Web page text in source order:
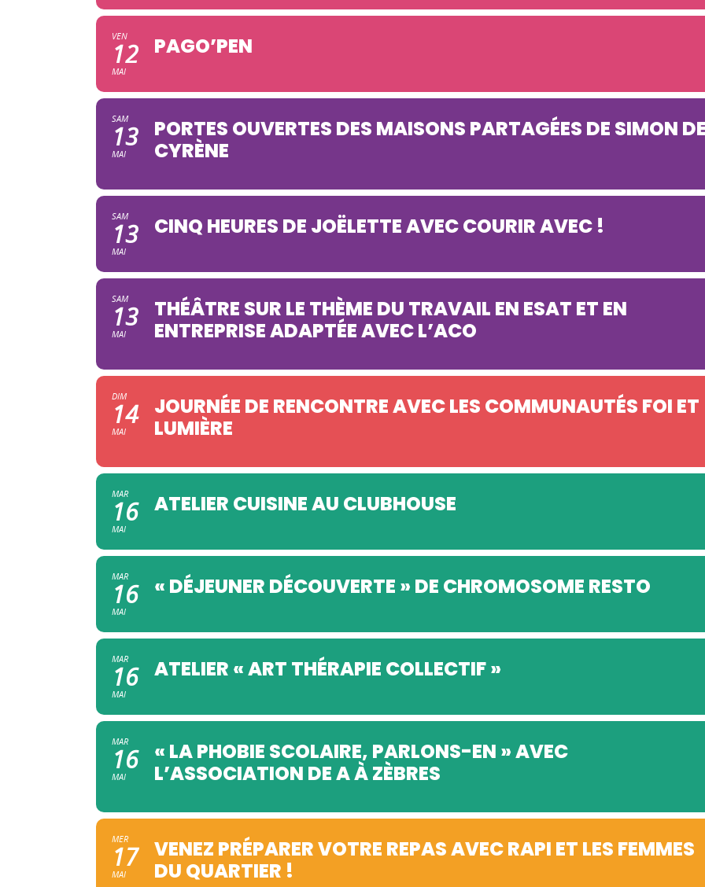
VEN
12
MAI
PAGO’PEN
SAM
13
MAI
PORTES OUVERTES DES MAISONS PARTAGÉES DE SIMON
CYRÈNE
SAM
13
MAI
CINQ HEURES DE JOËLETTE AVEC COURIR AVEC !
SAM
13
MAI
THÉÂTRE SUR LE THÈME DU TRAVAIL EN ESAT ET EN
ENTREPRISE ADAPTÉE AVEC L’ACO
DIM
14
MAI
JOURNÉE DE RENCONTRE AVEC LES COMMUNAUTÉS FOI ET
LUMIÈRE
MAR
16
MAI
ATELIER CUISINE AU CLUBHOUSE
MAR
16
MAI
« DÉJEUNER DÉCOUVERTE » DE CHROMOSOME RESTO
MAR
16
MAI
ATELIER « ART THÉRAPIE COLLECTIF »
MAR
16
MAI
« LA PHOBIE SCOLAIRE, PARLONS-EN » AVEC
L’ASSOCIATION DE A À ZÈBRES
MER
17
MAI
VENEZ PRÉPARER VOTRE REPAS AVEC RAPI ET LES FEMMES
DU QUARTIER !